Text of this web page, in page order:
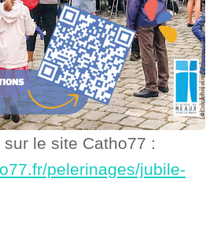
le site Catho77 :
pelerinages/jubile-